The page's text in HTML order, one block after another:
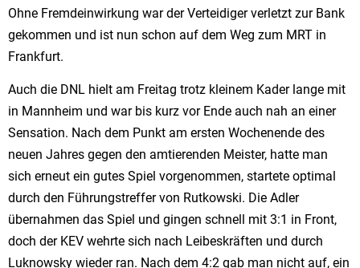
Ohne Fremdeinwirkung war der Verteidiger verletzt zur Bank
gekommen und ist nun schon auf dem Weg zum MRT in
Frankfurt.
Auch die DNL hielt am Freitag trotz kleinem Kader lange mit
in Mannheim und war bis kurz vor Ende auch nah an einer
Sensation. Nach dem Punkt am ersten Wochenende des
neuen Jahres gegen den amtierenden Meister, hatte man
sich erneut ein gutes Spiel vorgenommen, startete optimal
durch den Führungstreffer von Rutkowski. Die Adler
übernahmen das Spiel und gingen schnell mit 3:1 in Front,
doch der KEV wehrte sich nach Leibeskräften und durch
Luknowsky wieder ran. Nach dem 4:2 gab man nicht auf, ein